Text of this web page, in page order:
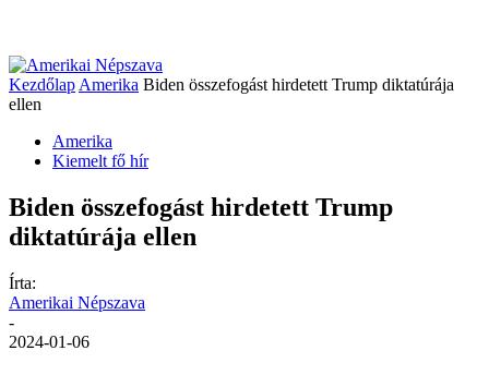
Kezdőlap Amerika Biden összefogást hirdetett Trump diktatúrája
ellen
Amerika
Kiemelt fő hír
Biden összefogást hirdetett Trump
diktatúrája ellen
Írta:
Amerikai Népszava
-
2024-01-06